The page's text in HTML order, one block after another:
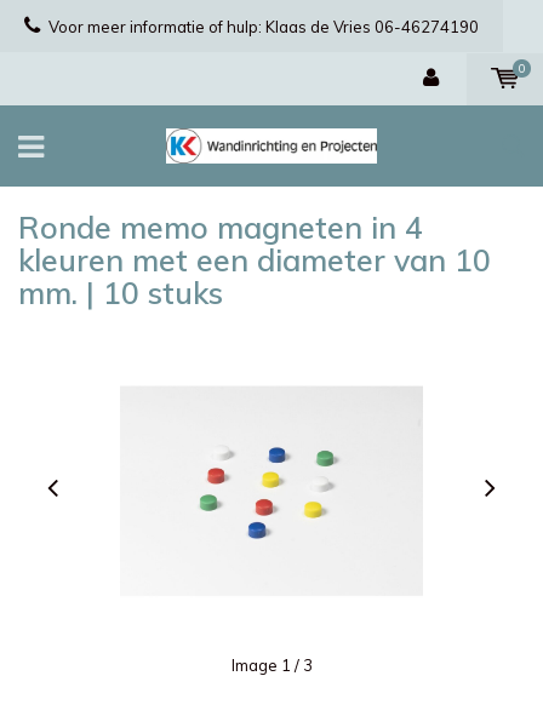
Voor meer informatie of hulp: Klaas de Vries 06-46274190
0
Ronde memo magneten in 4
kleuren met een diameter van 10
mm. | 10 stuks
Image 1 / 3